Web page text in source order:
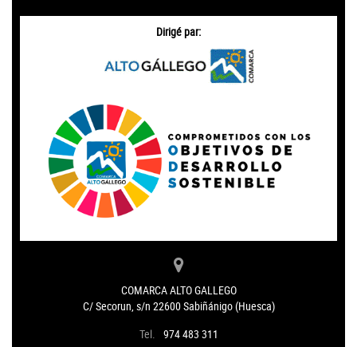
Dirigé par:
COMARCA ALTO GALLEGO
C/ Secorun, s/n 22600 Sabiñánigo (Huesca)
Tel.
974 483 311